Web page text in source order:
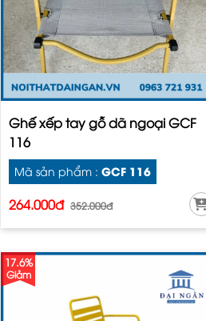
Ghế xếp tay gỗ dã ngoại GCF
116
Mã sản phẩm : GCF 116
264.000đ 352.000đ
17.6%
Giảm